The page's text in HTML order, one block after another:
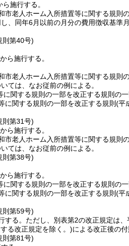
施行する。
市老人ホーム入所措置等に関する規
、同年6月以前の月分の費用徴収基準
則第40号)
ら施行する。
市老人ホーム入所措置等に関する規
ては、なお従前の例による。
関する規則の一部を改正する規則の
に関する規則の一部を改正する規則 (平
則第31号)
ら施行する。
市老人ホーム入所措置等に関する規
ては、なお従前の例による。
則第38号)
ら施行する。
関する規則の一部を改正する規則の
に関する規則の一部を改正する規則 (平
則第59号)
する。 ただし、別表第2の改正規定は、
る改正規定を除く。)による改正後の
則第81号)